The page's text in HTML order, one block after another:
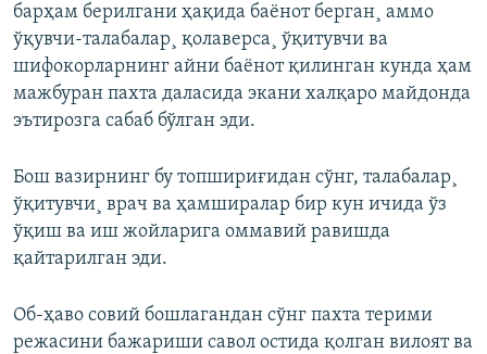
барҳам берилгани ҳақида баëнот берган¸ аммо
ўқувчи-талабалар¸ қолаверса¸ ўқитувчи ва
шифокорларнинг айни баëнот қилинган кунда ҳам
мажбуран пахта даласида экани халқаро майдонда
эътирозга сабаб бўлган эди.
Бош вазирнинг бу топшириғидан сўнг, талабалар¸
ўқитувчи¸ врач ва ҳамширалар бир кун ичида ўз
ўқиш ва иш жойларига оммавий равишда
қайтарилган эди.
Об-ҳаво совий бошлагандан сўнг пахта терими
режасини бажариши савол остида қолган вилоят ва